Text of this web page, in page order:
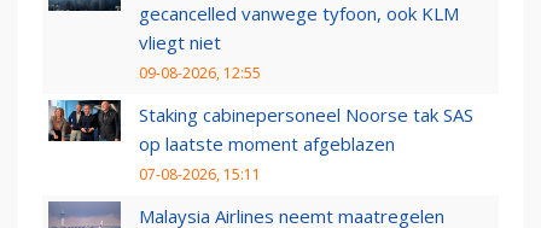
gecancelled vanwege tyfoon, ook KLM
vliegt niet
09-08-2026, 12:55
Staking cabinepersoneel Noorse tak SAS
op laatste moment afgeblazen
07-08-2026, 15:11
Malaysia Airlines neemt maatregelen